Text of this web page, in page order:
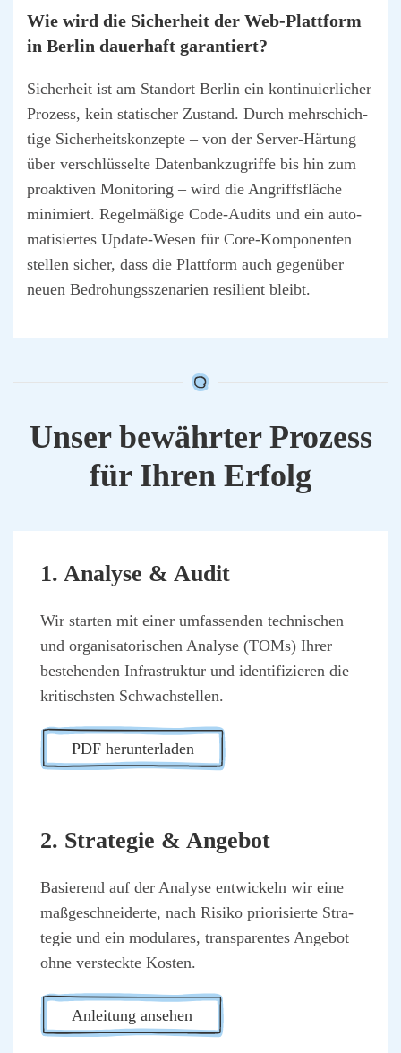
Wie wird die Sicher­heit der Web-Platt­form
in Ber­lin dau­er­haft garan­tiert?
Sicher­heit ist am Stand­ort Ber­lin ein kon­ti­nu­ier­li­cher
Pro­zess, kein sta­ti­scher Zustand. Durch mehr­schich­
ti­ge Sicher­heits­kon­zep­te – von der Ser­ver-Här­tung
über ver­schlüs­sel­te Daten­bank­zu­grif­fe bis hin zum
pro­ak­ti­ven Moni­to­ring – wird die Angriffs­flä­che
mini­miert. Regel­mä­ßi­ge Code-Audits und ein auto­
ma­ti­sier­tes Update-Wesen für Core-Kom­po­nen­ten
stel­len sicher, dass die Platt­form auch gegen­über
neu­en Bedro­hungs­sze­na­ri­en resi­li­ent bleibt.
Unser bewähr­ter Pro­zess
für Ihren Erfolg
1. Ana­ly­se & Audit
Wir star­ten mit einer umfas­sen­den tech­ni­schen
und orga­ni­sa­to­ri­schen Ana­ly­se (TOMs) Ihrer
bestehen­den Infra­struk­tur und iden­ti­fi­zie­ren die
kri­tischs­ten Schwach­stel­len.
PDF her­un­ter­la­den
2. Stra­te­gie & Ange­bot
Basie­rend auf der Ana­ly­se ent­wi­ckeln wir eine
maß­ge­schnei­der­te, nach Risi­ko prio­ri­sier­te Stra­
te­gie und ein modu­la­res, trans­pa­ren­tes Ange­bot
ohne ver­steck­te Kos­ten.
Anlei­tung anse­hen